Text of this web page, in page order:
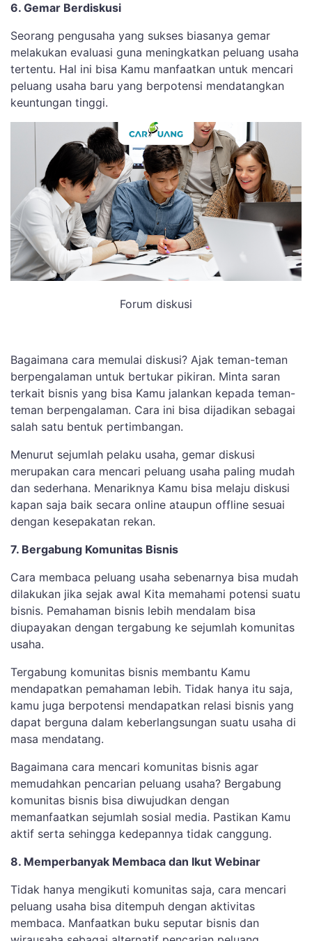
6. Gemar Berdiskusi
Seorang pengusaha yang sukses biasanya gemar
melakukan evaluasi guna meningkatkan peluang usaha
tertentu. Hal ini bisa Kamu manfaatkan untuk mencari
peluang usaha baru yang berpotensi mendatangkan
keuntungan tinggi.
Forum diskusi
Bagaimana cara memulai diskusi? Ajak teman-teman
berpengalaman untuk bertukar pikiran. Minta saran
terkait bisnis yang bisa Kamu jalankan kepada teman-
teman berpengalaman. Cara ini bisa dijadikan sebagai
salah satu bentuk pertimbangan.
Menurut sejumlah pelaku usaha, gemar diskusi
merupakan cara mencari peluang usaha paling mudah
dan sederhana. Menariknya Kamu bisa melaju diskusi
kapan saja baik secara online ataupun offline sesuai
dengan kesepakatan rekan.
7. Bergabung Komunitas Bisnis
Cara membaca peluang usaha sebenarnya bisa mudah
dilakukan jika sejak awal Kita memahami potensi suatu
bisnis. Pemahaman bisnis lebih mendalam bisa
diupayakan dengan tergabung ke sejumlah komunitas
usaha.
Tergabung komunitas bisnis membantu Kamu
mendapatkan pemahaman lebih. Tidak hanya itu saja,
kamu juga berpotensi mendapatkan relasi bisnis yang
dapat berguna dalam keberlangsungan suatu usaha di
masa mendatang.
Bagaimana cara mencari komunitas bisnis agar
memudahkan pencarian peluang usaha? Bergabung
komunitas bisnis bisa diwujudkan dengan
memanfaatkan sejumlah sosial media. Pastikan Kamu
aktif serta sehingga kedepannya tidak canggung.
8. Memperbanyak Membaca dan Ikut Webinar
Tidak hanya mengikuti komunitas saja, cara mencari
peluang usaha bisa ditempuh dengan aktivitas
membaca. Manfaatkan buku seputar bisnis dan